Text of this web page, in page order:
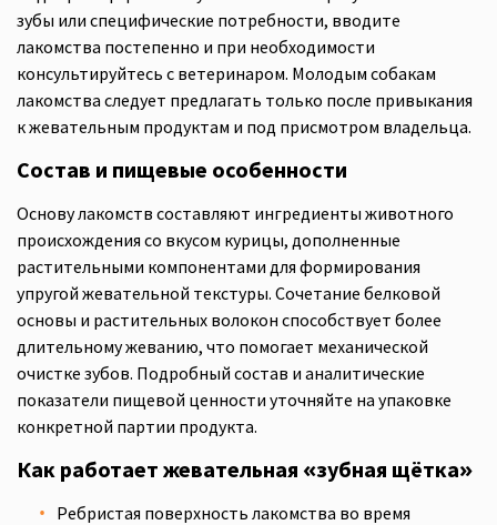
зубы или специфические потребности, вводите
лакомства постепенно и при необходимости
консультируйтесь с ветеринаром. Молодым собакам
лакомства следует предлагать только после привыкания
к жевательным продуктам и под присмотром владельца.
Состав и пищевые особенности
Основу лакомств составляют ингредиенты животного
происхождения со вкусом курицы, дополненные
растительными компонентами для формирования
упругой жевательной текстуры. Сочетание белковой
основы и растительных волокон способствует более
длительному жеванию, что помогает механической
очистке зубов. Подробный состав и аналитические
показатели пищевой ценности уточняйте на упаковке
конкретной партии продукта.
Как работает жевательная «зубная щётка»
Ребристая поверхность лакомства во время